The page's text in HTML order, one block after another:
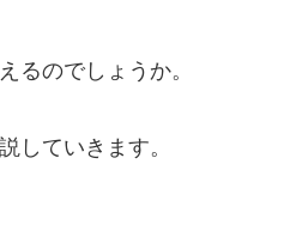
るのでしょうか。
していきます。